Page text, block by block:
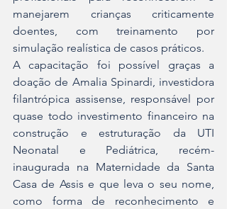
manejarem crianças criticamente
doentes, com treinamento por
simulação realística de casos práticos.
A capacitação foi possível graças a
doação de Amalia Spinardi, investidora
filantrópica assisense, responsável por
quase todo investimento financeiro na
construção e estruturação da UTI
Neonatal e Pediátrica, recém-
inaugurada na Maternidade da Santa
Casa de Assis e que leva o seu nome,
como forma de reconhecimento e